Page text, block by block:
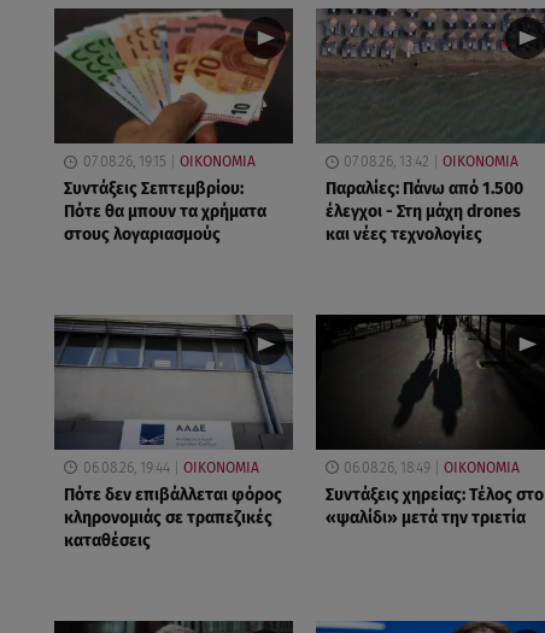
07.08.26, 19:15 ΟΙΚΟΝΟΜΙΑ
Συντάξεις Σεπτεμβρίου:
Πότε θα μπουν τα χρήματα
στους λογαριασμούς
07.08.26, 13:42 ΟΙΚΟΝΟΜΙΑ
Παραλίες: Πάνω από 1.500
έλεγχοι - Στη μάχη drones
και νέες τεχνολογίες
06.08.26, 19:44 ΟΙΚΟΝΟΜΙΑ
Πότε δεν επιβάλλεται φόρος
κληρονομιάς σε τραπεζικές
καταθέσεις
06.08.26, 18:49 ΟΙΚΟΝΟΜΙΑ
Συντάξεις χηρείας: Τέλος στο
«ψαλίδι» μετά την τριετία